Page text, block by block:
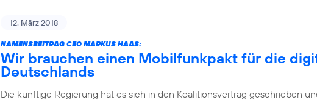
12. März 2018
NAMENSBEITRAG CEO MARKUS HAAS:
Wir brauchen einen Mobilfunkpakt für die
Deutschlands
Die künftige Regierung hat es sich in den Koalitionsvertrag geschrieben